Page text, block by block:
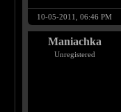
10-05-2011, 06:46 PM
Maniachka
Unregistered